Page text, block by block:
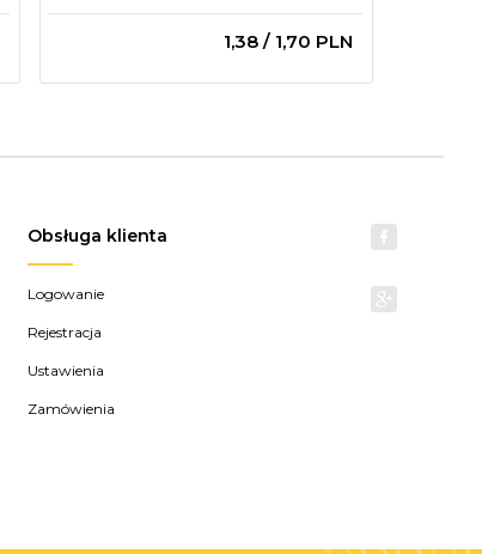
1,38 / 1,70 PLN
Obsługa klienta
Logowanie
Rejestracja
Ustawienia
Zamówienia